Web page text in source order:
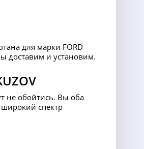
для марки FORD
доставим и установим.
не обойтись. Вы оба
спектр